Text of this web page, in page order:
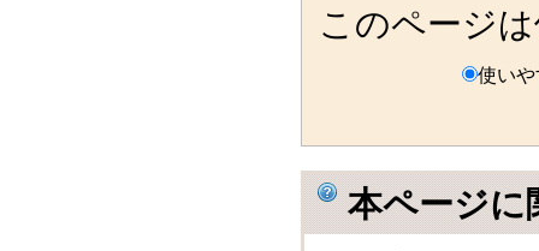
このページ
使い
本ページに